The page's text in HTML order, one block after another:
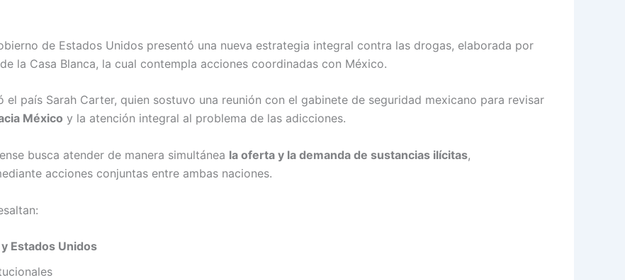
de Estados Unidos presentó una nueva estrategia integral contra las drogas, elaborada por
la Casa Blanca, la cual contempla acciones coordinadas con México.
el país Sarah Carter, quien sostuvo una reunión con el gabinete de seguridad mexicano para revisar
México y la atención integral al problema de las adicciones.
busca atender de manera simultánea la oferta y la demanda de sustancias ilícitas,
acciones conjuntas entre ambas naciones.
Estados Unidos